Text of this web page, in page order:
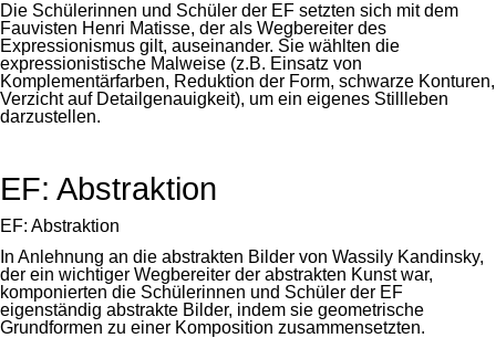
Die Schülerinnen und Schüler der EF setzten sich mit dem
Fauvisten Henri Matisse, der als Wegbereiter des
Expressionismus gilt, auseinander. Sie wählten die
expressionistische Malweise (z.B. Einsatz von
Komplementärfarben, Reduktion der Form, schwarze Konturen,
Verzicht auf Detailgenauigkeit), um ein eigenes Stillleben
darzustellen.
EF: Abstraktion
EF: Abstraktion
In Anlehnung an die abstrakten Bilder von Wassily Kandinsky,
der ein wichtiger Wegbereiter der abstrakten Kunst war,
komponierten die Schülerinnen und Schüler der EF
eigenständig abstrakte Bilder, indem sie geometrische
Grundformen zu einer Komposition zusammensetzten.